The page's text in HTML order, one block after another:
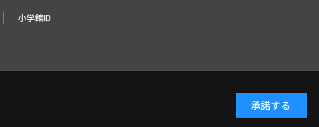
小学館ID
承諾する